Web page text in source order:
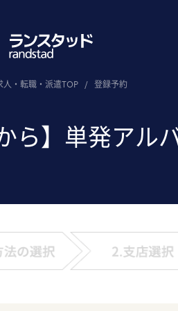
人・転職・派遣TOP / 登録予約
から】単発アル